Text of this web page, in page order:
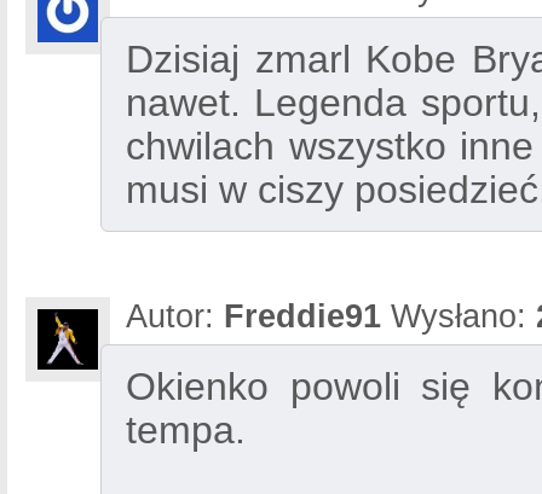
Dzisiaj zmarl Kobe
nawet. Legenda
chwilach wszystko
musi w ciszy
Autor: Freddie91 Wysłano:
Okienko powoli się
tempa.